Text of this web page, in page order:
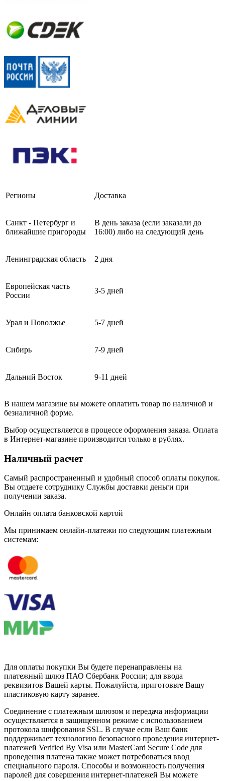
Регионы Доставка
Санкт - Петербург и
ближайшие пригороды
В день заказа (если заказали до
16:00) либо на следующий день
Ленинградская область 2 дня
Европейская часть
России
3-5 дней
Урал и Поволжье 5-7 дней
Сибирь 7-9 дней
Дальний Восток 9-11 дней
В нашем магазине вы можете оплатить товар по наличной и
безналичной форме.
Выбор осуществляется в процессе оформления заказа. Оплата
в Интернет-магазине производится только в рублях.
Наличный расчет
Самый распространенный и удобный способ оплаты покупок.
Вы отдаете сотруднику Службы доставки деньги при
получении заказа.
Онлайн оплата банковской картой
Мы принимаем онлайн-платежи по cледующим платежным
системам:
Для оплаты покупки Вы будете перенаправлены на
платежный шлюз ПАО Сбербанк России; для ввода
реквизитов Вашей карты. Пожалуйста, приготовьте Вашу
пластиковую карту заранее.
Соединение с платежным шлюзом и передача информации
осуществляется в защищенном режиме с использованием
протокола шифрования SSL. В случае если Ваш банк
поддерживает технологию безопасного проведения интернет-
платежей Verified By Visa или MasterCard Secure Code для
проведения платежа также может потребоваться ввод
специального пароля. Способы и возможность получения
паролей для совершения интернет-платежей Вы можете